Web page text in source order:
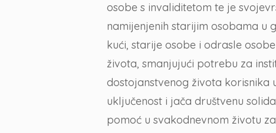
osobe s invaliditetom te je
namijenjenih starijim osobama u
kući, starije osobe i odrasle
života, smanjujući potrebu za
dostojanstvenog života korisnika
uključenost i jača društvenu
pomoć u svakodnevnom životu